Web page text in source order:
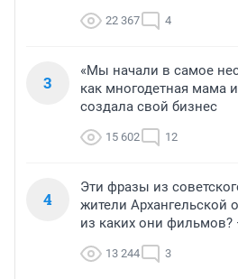
22 367 4
3
«Мы начали в самое
как многодетная мама
создала свой бизнес
15 602 12
4
Эти фразы из
жители Архангельской
из каких они фильмов?
13 244 3